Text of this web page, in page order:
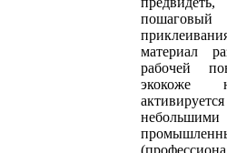
материал
рабочей
экокоже